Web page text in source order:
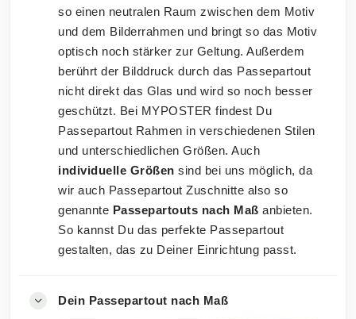
so einen neutralen Raum zwischen dem Motiv
und dem Bilderrahmen und bringt so das Motiv
optisch noch stärker zur Geltung. Außerdem
berührt der Bilddruck durch das Passepartout
nicht direkt das Glas und wird so noch besser
geschützt. Bei MYPOSTER findest Du
Passepartout Rahmen in verschiedenen Stilen
und unterschiedlichen Größen. Auch
individuelle Größen sind bei uns möglich, da
wir auch Passepartout Zuschnitte also so
genannte Passepartouts nach Maß anbieten.
So kannst Du das perfekte Passepartout
gestalten, das zu Deiner Einrichtung passt.
Dein Passepartout nach Maß